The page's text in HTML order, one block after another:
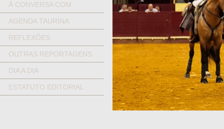
À CONVERSA COM
AGENDA TAURINA
REFLEXÕES
OUTRAS REPORTAGENS
DIA A DIA
ESTATUTO EDITORIAL